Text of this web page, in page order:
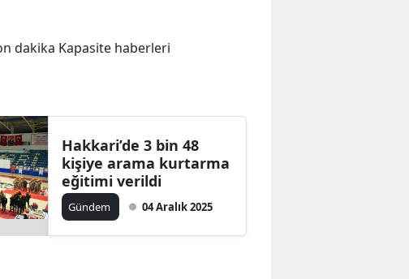
dakika Kapasite haberleri
Hakkari’de 3 bin 48
kişiye arama kurtarma
eğitimi verildi
Gündem 04 Aralık 2025